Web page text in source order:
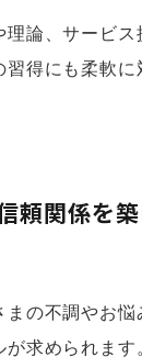
論、サービ
得にも柔軟
頼関係を
の不調やお
求められます